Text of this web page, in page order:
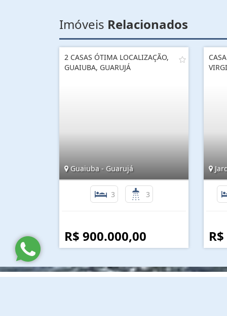
Imóveis Relacionados
2 CASAS ÓTIMA LOCALIZAÇÃO,
GUAIUBA, GUARUJÁ
Guaiuba - Guarujá
3 3
R$ 900.000,00